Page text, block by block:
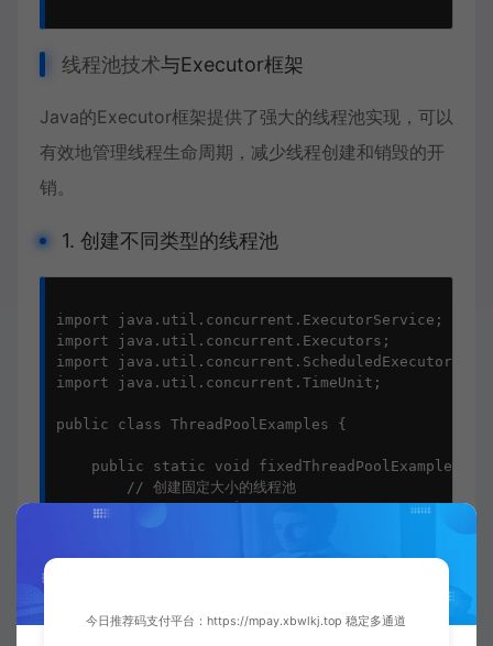
线程池技术与Executor框架
Java的Executor框架提供了强大的线程池实现，可以
有效地管理线程生命周期，减少线程创建和销毁的开
销。
1. 创建不同类型的线程池
import java.util.concurrent.ExecutorService;
import java.util.concurrent.Executors;
import
import java.util.concurrent.TimeUnit;
public class ThreadPoolExamples {
    public static void fixedThreadPoolExample() {
        // 创建固定大小的线程池
ExecutorService executor =
System.out.println("执行任务 " +
Thread.sleep(1000); // 模拟任务
} catch (InterruptedException e)
今日推荐码支付平台：https://mpay.xbwlkj.top 稳定多通道